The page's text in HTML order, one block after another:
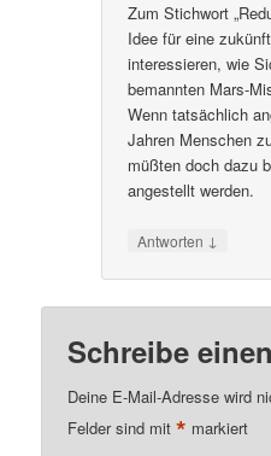
Zum Stichwort
Idee für eine
interessieren, wie
bemannten Mars-
Wenn tatsächlich
Jahren Menschen
müßten doch dazu
angestellt werden.
Antworten ↓
Schreibe
Deine E-Mail-Adresse wird
Felder sind mit* markiert